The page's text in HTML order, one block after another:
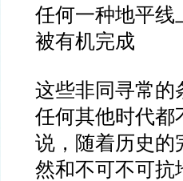
任何一种地平线
被有机完成
这些非同寻常的
任何其他时代都
说，随着历史的
然和不可不可抗